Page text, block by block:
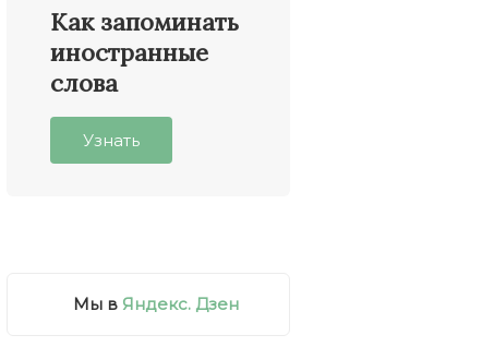
Как запоминать
иностранные
слова
Узнать
Мы в Яндекс. Дзен